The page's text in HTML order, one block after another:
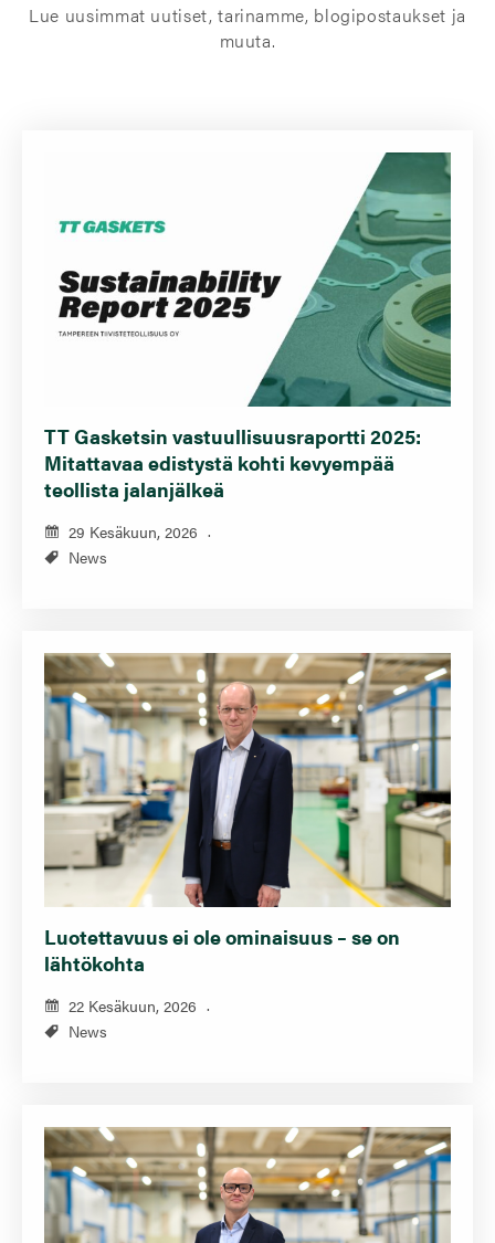
Lue uusimmat uutiset, tarinamme, blogipostaukset ja
muuta.
TT Gasketsin vastuullisuusraportti 2025:
Mitattavaa edistystä kohti kevyempää
teollista jalanjälkeä
29 Kesäkuun, 2026
News
Luotettavuus ei ole ominaisuus – se on
lähtökohta
22 Kesäkuun, 2026
News